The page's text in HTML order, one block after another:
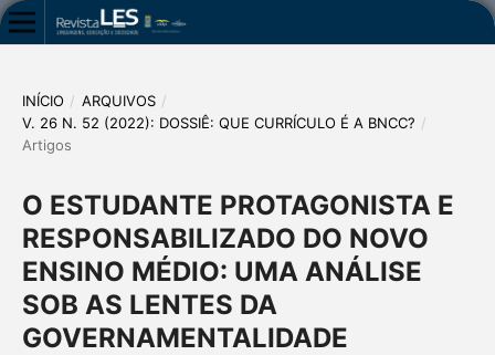
INÍCIO / ARQUIVOS /
V. 26 N. 52 (2022): DOSSIÊ: QUE CURRÍCULO É A BNCC? /
Artigos
O ESTUDANTE PROTAGONISTA E
RESPONSABILIZADO DO NOVO
ENSINO MÉDIO: UMA ANÁLISE
SOB AS LENTES DA
GOVERNAMENTALIDADE